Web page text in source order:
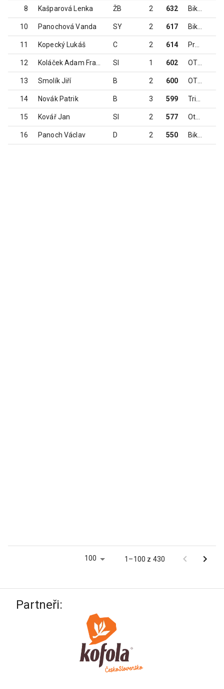
8 Kašparová Lenka ŽB 2 632 Biketeam TJ Zlaté Hory
10 Panochová Vanda SY 2 617 Biketeam TJ Zlaté Hory
11 Kopecký Lukáš C 2 614 Prestige cycling team
12 Koláček Adam František SI 1 602 OTOSPORT team Jeseník
13 Smolík Jiří B 2 600 OTOSPORT Team Jeseník
14 Novák Patrik B 3 599 TriBike MTB Academy
15 Kovář Jan SI 2 577 Otosport Team Jeseník
16 Panoch Václav D 2 550 Biketeam TJ Zlaté Hory
100 1–100 z 430
Partneři: